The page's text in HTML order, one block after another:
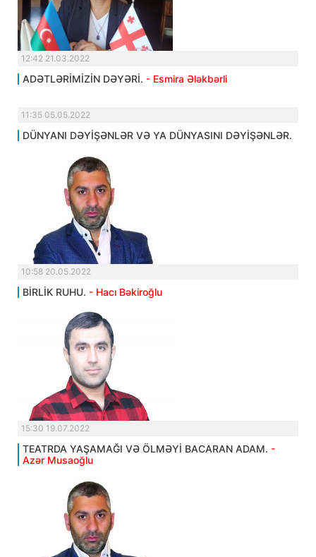
12:42 21.03.2022
ADƏTLƏRİMİZİN DƏYƏRİ. - Esmira Ələkbərli
11:35 05.05.2022
DÜNYANI DƏYİŞƏNLƏR VƏ YA DÜNYASINI DƏYİŞƏNLƏR.
10:58 20.05.2022
BİRLİK RUHU. - Hacı Bəkiroğlu
15:30 19.07.2022
TEATRDA YAŞAMAĞI VƏ ÖLMƏYİ BACARAN ADAM. -
Azər Musaoğlu